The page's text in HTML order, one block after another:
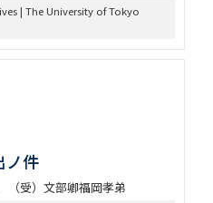
| The University of Tokyo
ノ件
（受）文部卿福岡孝弟